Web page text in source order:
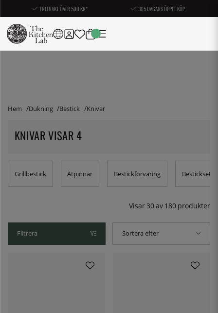
FRI FRAKT ÖVER 500 KR* 365 DAGARS ÖPPET KÖP
Hem Dukning Bestick Knivar
KNIVAR VISAR 4
Grillbestick Ätpinnar Bestickförvaring Bestickset
Visar 30av 180 produkter
Filtrera Sortera efter